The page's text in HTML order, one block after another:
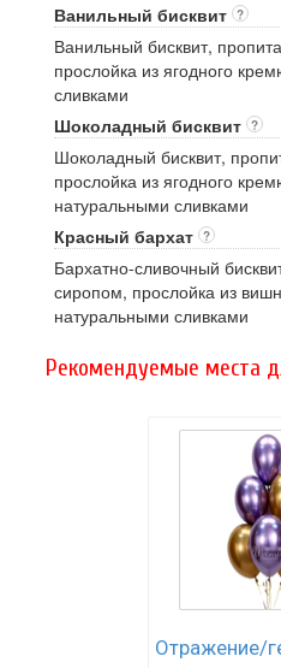
Ванильный бисквит ?
Ванильный бисквит,
прослойка из ягодного
сливками
Шоколадный бисквит ?
Шоколадный бисквит,
прослойка из ягодного
натуральными сливками
Красный бархат ?
Бархатно-сливочный
сиропом, прослойка из
натуральными сливками
Рекомендуемые места